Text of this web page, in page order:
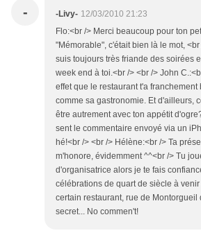
- -Livy- 12/03/2010 21:23
Flo:<br /> Merci beaucoup pour ton
"Mémorable", c'était bien là le mot,
suis toujours très friande des soirées
week end à toi.<br /> <br /> John
effet que le restaurant t'a
comme sa gastronomie. Et d'ailleurs,
être autrement avec ton appétit
sent le commentaire envoyé via un
hé!<br /> <br /> Hélène:<br /> Ta
m'honore, évidemment ^^<br /> Tu
d'organisatrice alors je te fais
célébrations de quart de siècle à
certain restaurant, rue de Montorgueil
secret... No commen't!